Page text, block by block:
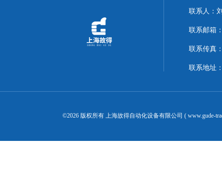
联系人：
联系邮箱
联系传真
联系地址
©2026 版权所有 上海故得自动化设备有限公司 ( www.gude-